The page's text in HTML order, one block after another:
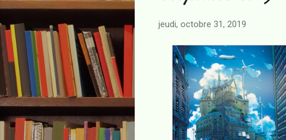
jeudi, octobre 31, 2019